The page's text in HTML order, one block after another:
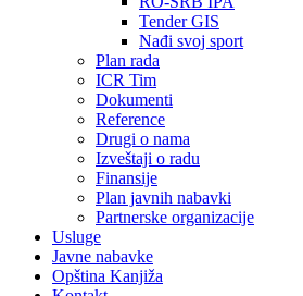
Tender GIS
Nađi svoj sport
Plan rada
ICR Tim
Dokumenti
Reference
Drugi o nama
Izveštaji o radu
Finansije
Plan javnih nabavki
Partnerske organizacije
Usluge
Javne nabavke
Opština Kanjiža